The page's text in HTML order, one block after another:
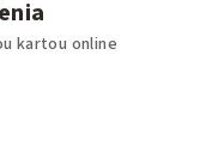
kartou online